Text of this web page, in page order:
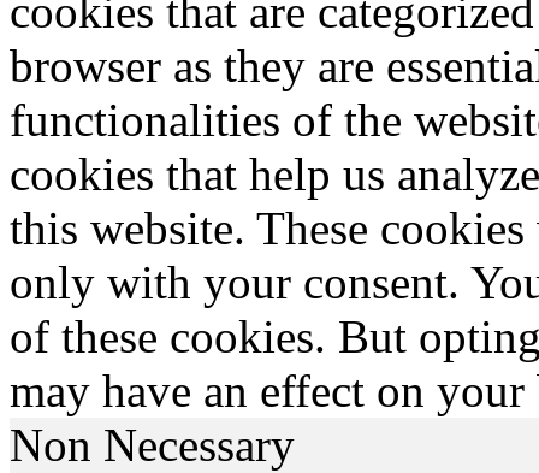
cookies that are
browser as they are
functionalities of the
cookies that help us
this website. These
only with your consent.
of these cookies. But
may have an effect on
Non Necessary